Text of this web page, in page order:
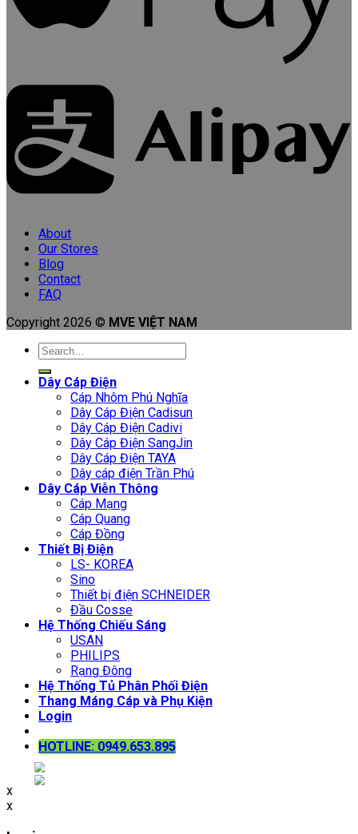
About
Our Stores
Blog
Contact
FAQ
Copyright 2026 © MVE VIỆT NAM
Search
Dây Cáp Điện
Cáp Nhôm Phú Nghĩa
Dây Cáp Điện Cadisun
Dây Cáp Điện Cadivi
Dây Cáp Điện SangJin
Dây Cáp Điện TAYA
Dây cáp điện Trần Phú
Dây Cáp Viễn Thông
Cáp Mạng
Cáp Quang
Cáp Đồng
Thiết Bị Điện
LS- KOREA
Sino
Thiết bị điện SCHNEIDER
Đầu Cosse
Hệ Thống Chiếu Sáng
USAN
PHILIPS
Rạng Đông
Hệ Thống Tủ Phân Phối Điện
Thang Máng Cáp và Phụ Kiện
Login
HOTLINE: 0949.653.895
x
x